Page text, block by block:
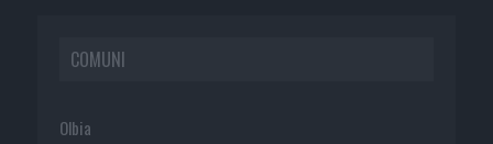
COMUNI
Olbia